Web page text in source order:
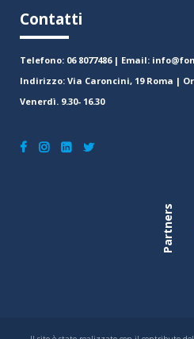
Contatti
Telefono: 06 8077486 | Email:
Indirizzo: Via Caroncini, 19 Roma |
Venerdì. 9.30- 16.30
Partners